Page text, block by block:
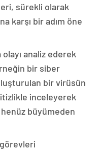
sürekli olarak
karşı bir adım öne
analiz ederek
bir siber
bir virüsün
inceleyerek
büyümeden